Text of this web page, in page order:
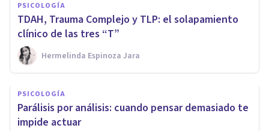
PSICOLOGÍA
TDAH, Trauma Complejo y TLP: el solapamiento
clínico de las tres “T”
Hermelinda Espinoza Jara
PSICOLOGÍA
Parálisis por análisis: cuando pensar demasiado te
impide actuar